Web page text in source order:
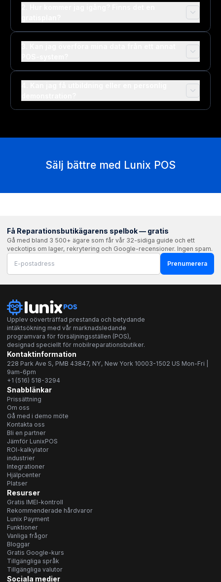
Sälj bättre med Lunix POS
Få Reparationsbutikägarens spelbok — gratis
Gå med bland 3 500+ ägare som får vår 32-sidiga guide och ett
veckotips om lager, rekrytering och Google-recensioner. Ingen spam.
Prenumerera
Upplev oöverträffad prestanda och betydande
intäktsökning med vår marknadsledande
programvara för försäljningsställen (POS),
designad speciellt för mobilreparationsbutiker.
Kontaktinformation
228 Park Ave S, PMB 43847, NY, New York 10003-1502 US Mon-Fri |
9am-6pm
+1 (516) 518-3294
Snabblänkar
Prissättning
Om oss
Gå med i demo möte
Kontakta oss
Bli en partner
Jämför LunixPOS
ROI-kalkylator
industrier
Integrationer
Hjälpcenter
Platser
Resurser
Gratis IMEI-kontroll
Rekommenderade hårdvaror
Lunix Payment
Funktioner
Vanliga frågor
Bloggar
Gratis Google-kurs
Tillgängliga språk
Tillgängliga valutor
Sociala medier